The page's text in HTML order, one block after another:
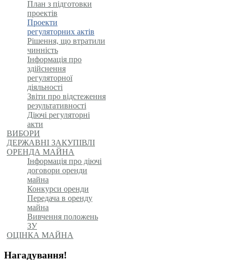
План з підготовки
проектів
Проекти
регуляторних актів
Рішення, що втратили
чинність
Інформація про
здійснення
регуляторної
діяльності
Звіти про відстеження
результативності
Діючі регуляторні
акти
ВИБОРИ
ДЕРЖАВНІ ЗАКУПІВЛІ
ОРЕНДА МАЙНА
Інформація про діючі
договори оренди
майна
Конкурси оренди
Передача в оренду
майна
Вивчення положень
ЗУ
ОЦІНКА МАЙНА
Нагадування!